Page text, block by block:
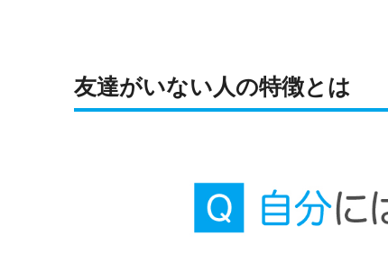
友達がいない人の特徴とは